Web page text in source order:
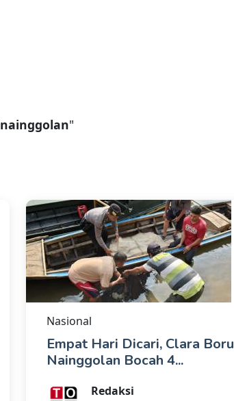
nainggolan"
Nasional
Empat Hari Dicari, Clara Boru
Nainggolan Bocah 4...
Redaksi